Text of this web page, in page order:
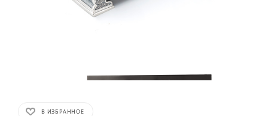
В ИЗБРАННОЕ